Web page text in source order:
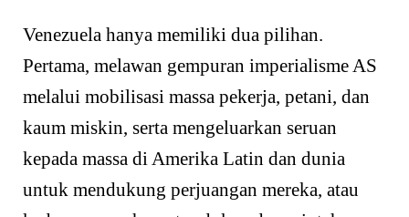
Venezuela hanya memiliki dua pilihan.
Pertama, melawan gempuran imperialisme AS
melalui mobilisasi massa pekerja, petani, dan
kaum miskin, serta mengeluarkan seruan
kepada massa di Amerika Latin dan dunia
untuk mendukung perjuangan mereka, atau